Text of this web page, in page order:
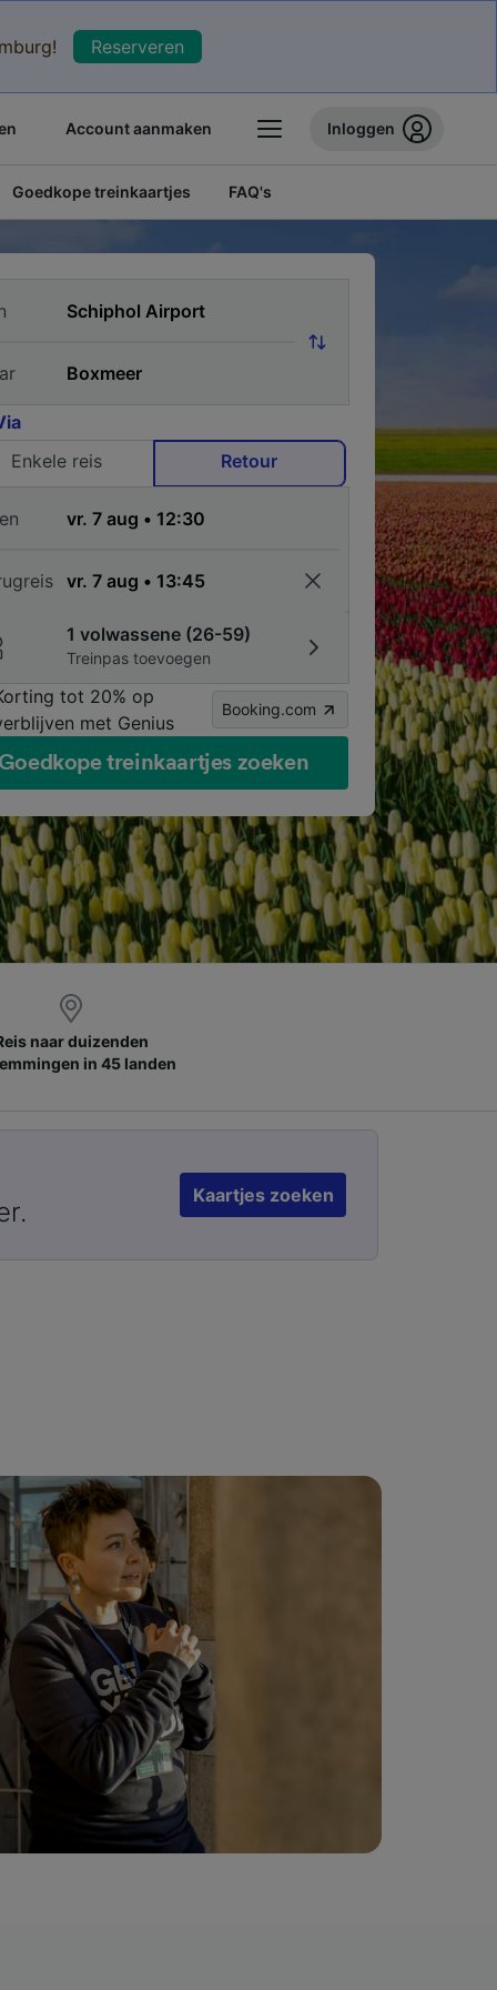
Reserveren
Account aanmaken Inloggen
Goedkope treinkaartjes FAQ's
Enkele reis
Retour
1 volwassene (26-59)
Treinpas toevoegen
tot 20% op
met Genius
Booking.com
Goedkope treinkaartjes zoeken
naar duizenden
in 45 landen
Kaartjes zoeken